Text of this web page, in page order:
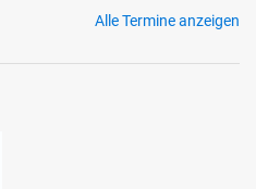
Alle Termine anzeigen